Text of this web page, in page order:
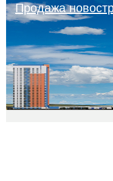
Продажа